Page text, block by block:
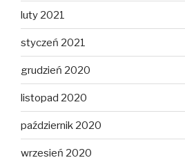
luty 2021
styczeń 2021
grudzień 2020
listopad 2020
październik 2020
wrzesień 2020